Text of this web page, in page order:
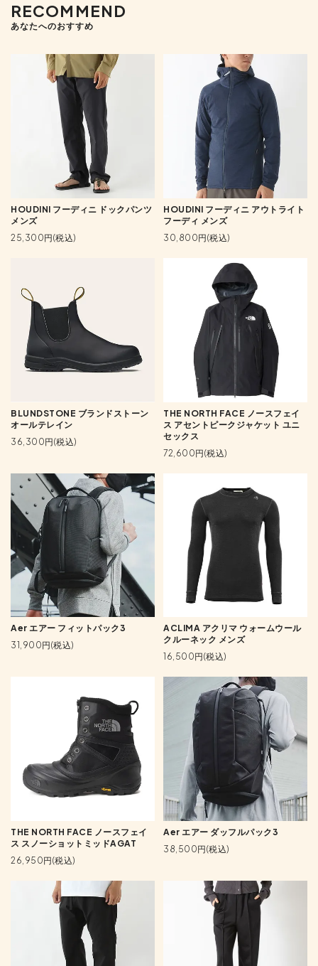
RECOMMEND
あなたへのおすすめ
HOUDINI フーディニ ドックパンツ
メンズ
25,300円(税込)
HOUDINI フーディニ アウトライト
フーディ メンズ
30,800円(税込)
BLUNDSTONE ブランドストーン
オールテレイン
36,300円(税込)
THE NORTH FACE ノースフェイ
ス アセントピークジャケット ユニ
セックス
72,600円(税込)
Aer エアー フィットパック3
31,900円(税込)
ACLIMA アクリマ ウォームウール
クルーネック メンズ
16,500円(税込)
THE NORTH FACE ノースフェイ
ス スノーショットミッドAGAT
26,950円(税込)
Aer エアー ダッフルパック3
38,500円(税込)